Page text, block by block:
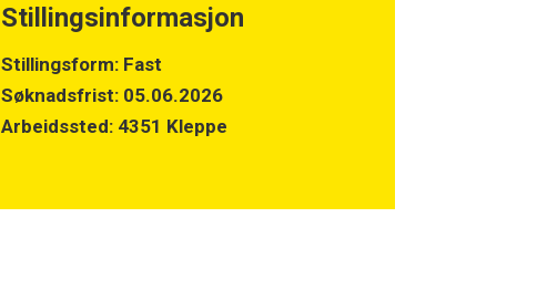
Stillingsinformasjon
Stillingsform: Fast
Søknadsfrist: 05.06.2026
Arbeidssted: 4351 Kleppe